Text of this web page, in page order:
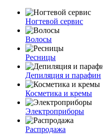
Ногтевой сервис
Волосы
Ресницы
Депиляция и парафин
Косметика и кремы
Электроприборы
Распродажа